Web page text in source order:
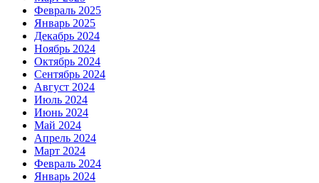
Февраль 2025
Январь 2025
Декабрь 2024
Ноябрь 2024
Октябрь 2024
Сентябрь 2024
Август 2024
Июль 2024
Июнь 2024
Май 2024
Апрель 2024
Март 2024
Февраль 2024
Январь 2024